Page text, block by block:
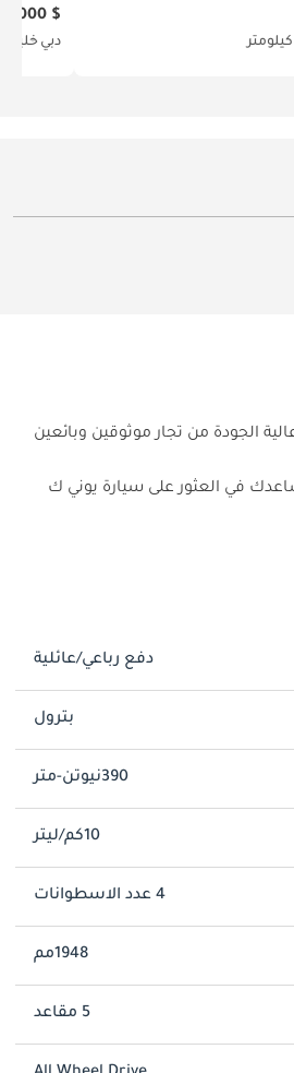
$ 26,000
دبي خليجي
2024 في الإمارات؟ يوفر لك موقع دوبي كارز تشكيلة واسعة من سيارات تشنجان يوني ك 2024 المستعملة عالية الجودة من تجار موثوقين وبائعين
في العثور على سيارة يوني ك
دفع رباعي/عائلية
بترول
390نيوتن-متر
10كم/ليتر
4 عدد الاسطوانات
1948مم
5 مقاعد